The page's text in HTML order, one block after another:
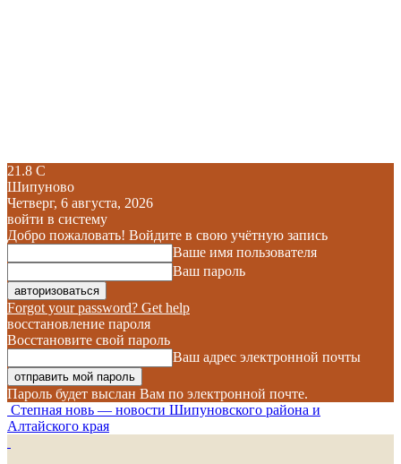
21.8 C
Шипуново
Четверг, 6 августа, 2026
войти в систему
Добро пожаловать! Войдите в свою учётную запись
Ваше имя пользователя
Ваш пароль
Forgot your password? Get help
восстановление пароля
Восстановите свой пароль
Ваш адрес электронной почты
Пароль будет выслан Вам по электронной почте.
Степная новь — новости Шипуновского района и
Алтайского края